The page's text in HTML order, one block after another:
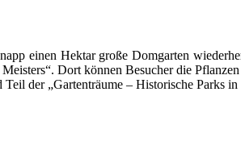
einen Hektar große Domgarten
Dort können Besucher die
der „Gartenträume – Historische Parks in